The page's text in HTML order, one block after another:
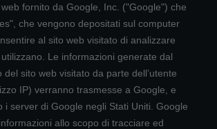
fornito da Google, Inc. ("Google") che
che vengono depositati sul computer
al sito web visitato di analizzare
Le informazioni generate dal
del sito web visitato da parte dell’utente
IP) verranno trasmesse a Google, e
i server di Google negli Stati Uniti. Google
allo scopo di tracciare ed